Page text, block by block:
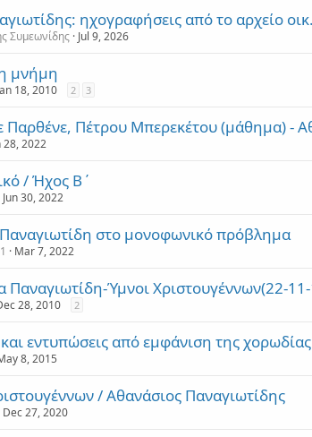
ηχογραφήσεις από το αρχείο
Συμεωνίδης Jul 9, 2026
μνήμη
18, 2010 2 3
Παρθένε, Πέτρου Μπερεκέτου (μάθημα) -
28, 2022
/ Ήχος Β΄
Jun 30, 2022
στο μονοφωνικό πρόβλημα
Mar 7, 2022
Παναγιωτίδη-Ύμνοι Χριστουγέννων(22-
28, 2010 2
και εντυπώσεις από εμφάνιση της
8, 2015
/ Αθανάσιος Παναγιωτίδης
Dec 27, 2020